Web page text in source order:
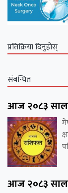
प्रतिक्रिया दिनुहोस्
संबन्धित
आज २०८३ साल
आज २०८३ साल